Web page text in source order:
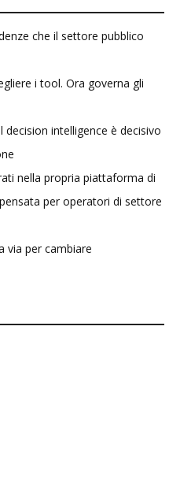
che il settore pubblico
i tool. Ora governa gli
decision intelligence è decisivo
nella propria piattaforma di
per operatori di settore
via per cambiare